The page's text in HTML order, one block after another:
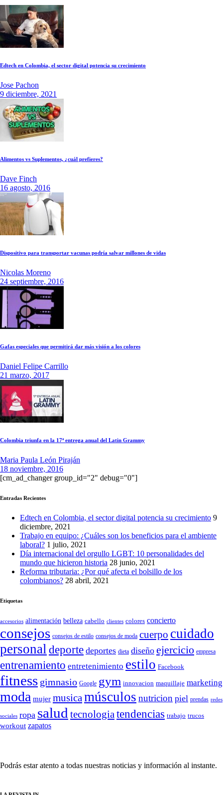
Edtech en Colombia, el sector digital potencia su crecimiento
Jose Pachon
9 diciembre, 2021
Alimentos vs Suplementos, ¿cuál prefieres?
Dave Finch
16 agosto, 2016
Dispositivo para transportar vacunas podría salvar millones de vidas
Nicolas Moreno
24 septiembre, 2016
Gafas especiales que permitirá dar más visión a los colores
Daniel Felipe Carrillo
21 marzo, 2017
Colombia triunfa en la 17ª entrega anual del Latin Grammy
Maria Paula León Piraján
18 noviembre, 2016
[cm_ad_changer group_id="2" debug="0"]
Entradas Recientes
Edtech en Colombia, el sector digital potencia su crecimiento 9
diciembre, 2021
Trabajo en equipo: ¿Cuáles son los beneficios para el ambiente
laboral? 1 julio, 2021
Día internacional del orgullo LGBT: 10 personalidades del
mundo que hicieron historia 28 junio, 2021
Reforma tributaria: ¿Por qué afecta el bolsillo de los
colombianos? 28 abril, 2021
Etiquetas
accesorios alimentación belleza cabello clientes colores concierto
consejos consejos de estilo consejos de moda cuerpo cuidado
personaldeporte deportes dieta diseño ejercicio empresa
entrenamiento entretenimiento estilo Facebook
fitness gimnasio Google gym innovacion maquillaje marketing
moda mujer musicamúsculos nutricion piel prendas redes
sociales ropa salud tecnologiatendencias trabajo trucos
workout zapatos
Podrás estar atento a todas nuestras noticias y información al instante.